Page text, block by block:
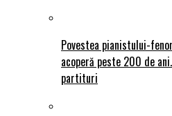
Povestea pianistului-
acoperă peste 200 de
partituri